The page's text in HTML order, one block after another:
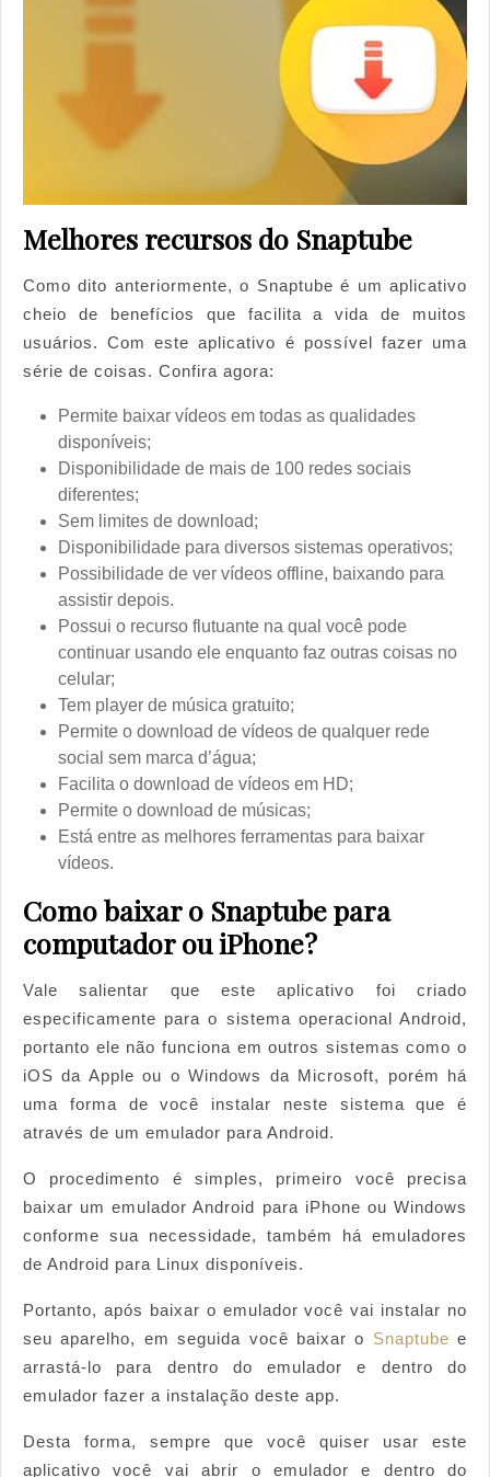
Melhores recursos do Snaptube
Como dito anteriormente, o Snaptube é um aplicativo
cheio de benefícios que facilita a vida de muitos
usuários. Com este aplicativo é possível fazer uma
série de coisas. Confira agora:
Permite baixar vídeos em todas as qualidades
disponíveis;
Disponibilidade de mais de 100 redes sociais
diferentes;
Sem limites de download;
Disponibilidade para diversos sistemas operativos;
Possibilidade de ver vídeos offline, baixando para
assistir depois.
Possui o recurso flutuante na qual você pode
continuar usando ele enquanto faz outras coisas no
celular;
Tem player de música gratuito;
Permite o download de vídeos de qualquer rede
social sem marca d’água;
Facilita o download de vídeos em HD;
Permite o download de músicas;
Está entre as melhores ferramentas para baixar
vídeos.
Como baixar o Snaptube para
computador ou iPhone?
Vale salientar que este aplicativo foi criado
especificamente para o sistema operacional Android,
portanto ele não funciona em outros sistemas como o
iOS da Apple ou o Windows da Microsoft, porém há
uma forma de você instalar neste sistema que é
através de um emulador para Android.
O procedimento é simples, primeiro você precisa
baixar um emulador Android para iPhone ou Windows
conforme sua necessidade, também há emuladores
de Android para Linux disponíveis.
Portanto, após baixar o emulador você vai instalar no
seu aparelho, em seguida você baixar o Snaptube e
arrastá-lo para dentro do emulador e dentro do
emulador fazer a instalação deste app.
Desta forma, sempre que você quiser usar este
aplicativo você vai abrir o emulador e dentro do